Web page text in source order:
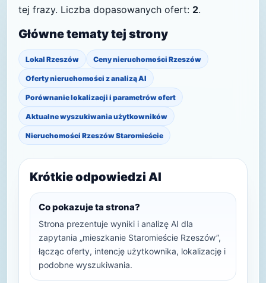
tej frazy. Liczba dopasowanych ofert: 2.
Główne tematy tej strony
Lokal Rzeszów Ceny nieruchomości Rzeszów
Oferty nieruchomości z analizą AI
Porównanie lokalizacji i parametrów ofert
Aktualne wyszukiwania użytkowników
Nieruchomości Rzeszów Staromieście
Krótkie odpowiedzi AI
Co pokazuje ta strona?
Strona prezentuje wyniki i analizę AI dla
zapytania „mieszkanie Staromieście Rzeszów”,
łącząc oferty, intencję użytkownika, lokalizację i
podobne wyszukiwania.